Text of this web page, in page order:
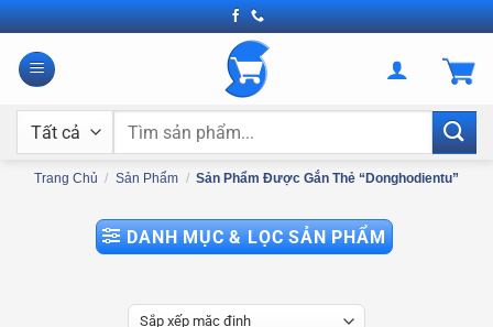
Bỏ
qua
nội
Tìm
Trang Chủ / Sản Phẩm / Sản Phẩm Được Gắn Thẻ “donghodientu”
DANH MỤC & LỌC SẢN PHẨM